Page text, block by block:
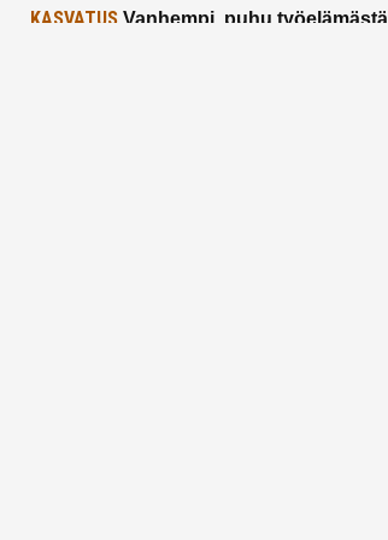
KASVATUS Vanhempi, puhu työelämästä